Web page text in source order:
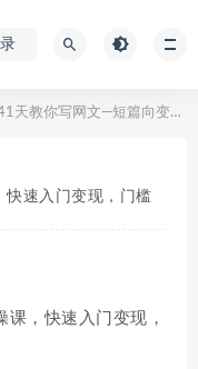
天教你写网文—短篇向变现实操课，快速入门变现，门槛低，学习周期快
速入门变现，门槛